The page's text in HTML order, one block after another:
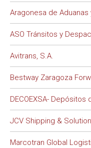
Aragonesa de Aduanas
ASO Tránsitos y
Avitrans, S.A.
Bestway Zaragoza
DECOEXSA-
JCV Shipping &
Marcotran Global